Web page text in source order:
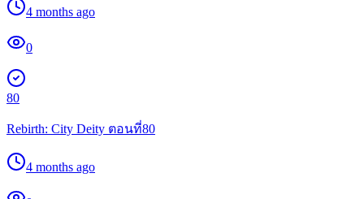
4 months ago
0
80
Rebirth: City Deity ตอนที่80
4 months ago